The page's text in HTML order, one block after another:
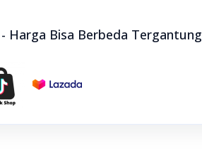
Harga Bisa Berbeda Tergantung